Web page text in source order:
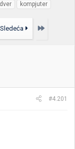
kompjuter
Sledeća Poslednja
#4.201